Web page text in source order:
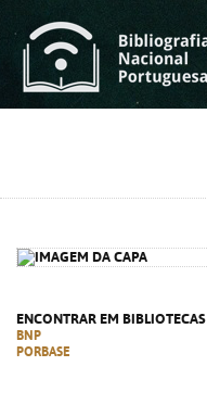
ENCONTRAR EM BIBLIOTECAS
BNP
PORBASE